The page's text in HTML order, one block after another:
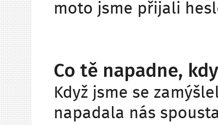
moto jsme přijali
Co tě napadne,
Když jsme se
napadala nás